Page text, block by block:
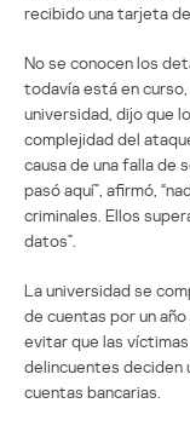
recibido una tarjeta
No se conocen los
todavía está en
universidad, dijo que
complejidad del
causa de una falla de
pasó aquí”, afirmó,
criminales. Ellos
datos”.
La universidad se
de cuentas por un
evitar que las
delincuentes deciden
cuentas bancarias.